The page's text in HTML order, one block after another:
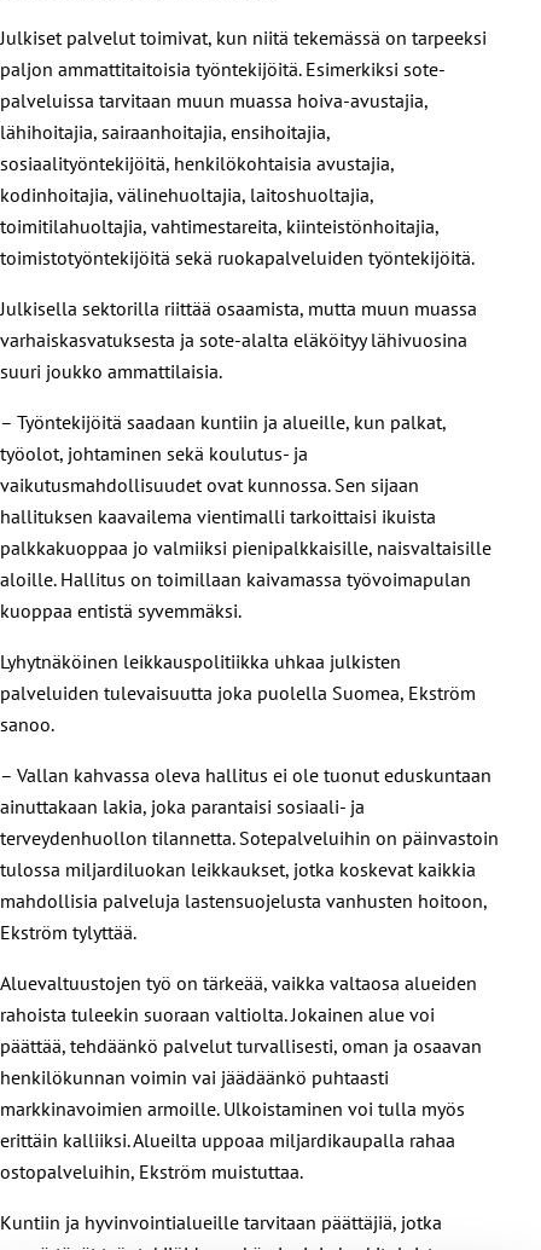
Julkiset palvelut toimivat, kun niitä tekemässä on tarpeeksi
paljon ammattitaitoisia työntekijöitä. Esimerkiksi sote-
palveluissa tarvitaan muun muassa hoiva-avustajia,
lähihoitajia, sairaanhoitajia, ensihoitajia,
sosiaalityöntekijöitä, henkilökohtaisia avustajia,
kodinhoitajia, välinehuoltajia, laitoshuoltajia,
toimitilahuoltajia, vahtimestareita, kiinteistönhoitajia,
toimistotyöntekijöitä sekä ruokapalveluiden työntekijöitä.
Julkisella sektorilla riittää osaamista, mutta muun muassa
varhaiskasvatuksesta ja sote-alalta eläköityy lähivuosina
suuri joukko ammattilaisia.
– Työntekijöitä saadaan kuntiin ja alueille, kun palkat,
työolot, johtaminen sekä koulutus- ja
vaikutusmahdollisuudet ovat kunnossa. Sen sijaan
hallituksen kaavailema vientimalli tarkoittaisi ikuista
palkkakuoppaa jo valmiiksi pienipalkkaisille, naisvaltaisille
aloille. Hallitus on toimillaan kaivamassa työvoimapulan
kuoppaa entistä syvemmäksi.
Lyhytnäköinen leikkauspolitiikka uhkaa julkisten
palveluiden tulevaisuutta joka puolella Suomea, Ekström
sanoo.
– Vallan kahvassa oleva hallitus ei ole tuonut eduskuntaan
ainuttakaan lakia, joka parantaisi sosiaali- ja
terveydenhuollon tilannetta. Sotepalveluihin on päinvastoin
tulossa miljardiluokan leikkaukset, jotka koskevat kaikkia
mahdollisia palveluja lastensuojelusta vanhusten hoitoon,
Ekström tylyttää.
Aluevaltuustojen työ on tärkeää, vaikka valtaosa alueiden
rahoista tuleekin suoraan valtiolta. Jokainen alue voi
päättää, tehdäänkö palvelut turvallisesti, oman ja osaavan
henkilökunnan voimin vai jäädäänkö puhtaasti
markkinavoimien armoille. Ulkoistaminen voi tulla myös
erittäin kalliiksi. Alueilta uppoaa miljardikaupalla rahaa
ostopalveluihin, Ekström muistuttaa.
Kuntiin ja hyvinvointialueille tarvitaan päättäjiä, jotka